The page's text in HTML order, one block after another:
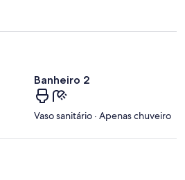
Banheiro 2
Vaso sanitário · Apenas chuveiro